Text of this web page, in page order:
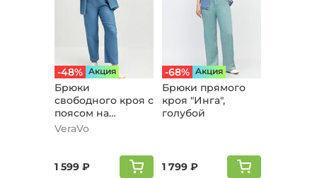
-48% Aкция
Брюки
свободного кроя с
поясом на
резинке, голубой
VeraVo
1 599 ₽
-68% Aкция
Брюки прямого
кроя "Инга",
голубой
1 799 ₽